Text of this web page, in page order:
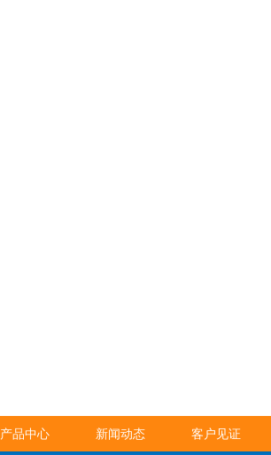
产品中心 新闻动态 客户见证